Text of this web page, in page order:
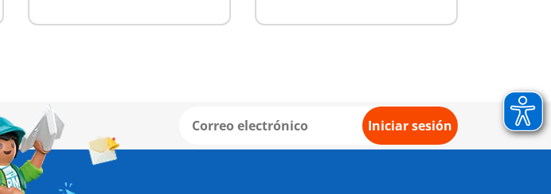
Iniciar sesión